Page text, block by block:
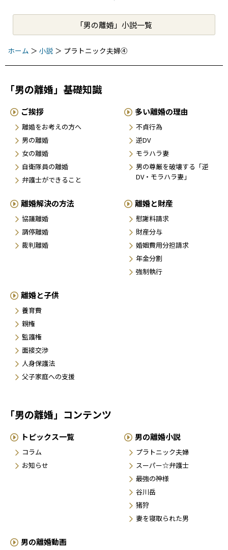
「男の離婚」小説一覧
ホーム ＞ 小説 ＞ プラトニック夫婦④
「男の離婚」基礎知識
ご挨拶
離婚をお考えの方へ
男の離婚
女の離婚
自衛隊員の離婚
弁護士ができること
多い離婚の理由
不貞行為
逆DV
モラハラ妻
男の尊厳を破壊する「逆
DV・モラハラ妻」
離婚解決の方法
協議離婚
調停離婚
裁判離婚
離婚と財産
慰謝料請求
財産分与
婚姻費用分担請求
年金分割
強制執行
離婚と子供
養育費
親権
監護権
面接交渉
人身保護法
父子家庭への支援
「男の離婚」コンテンツ
トピックス一覧
コラム
お知らせ
男の離婚小説
プラトニック夫婦
スーパー☆弁護士
最強の神様
谷川岳
猪狩
妻を寝取られた男
男の離婚動画